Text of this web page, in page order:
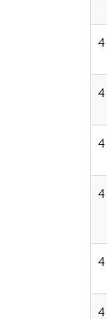
4
4
4
4
4
4